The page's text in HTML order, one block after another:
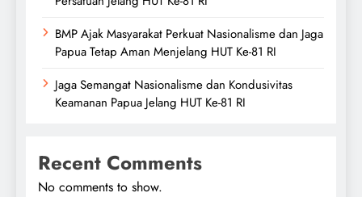
BMP Ajak Masyarakat Perkuat Nasionalisme dan Jaga
Papua Tetap Aman Menjelang HUT Ke-81 RI
Jaga Semangat Nasionalisme dan Kondusivitas
Keamanan Papua Jelang HUT Ke-81 RI
Recent Comments
No comments to show.